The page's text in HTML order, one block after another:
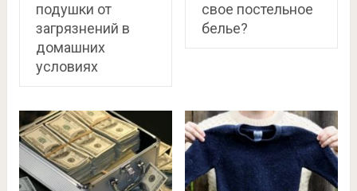
подушки от
загрязнений в
домашних
условиях
свое постельное
белье?